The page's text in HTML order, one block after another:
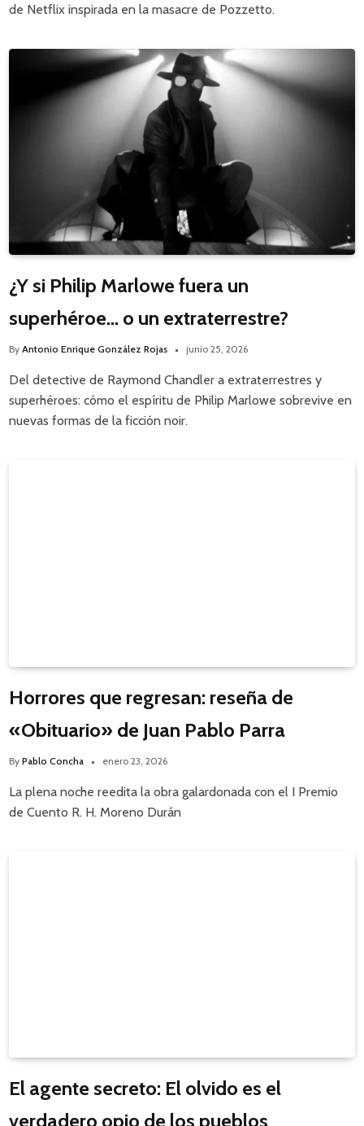
de Netflix inspirada en la masacre de Pozzetto.
¿Y si Philip Marlowe fuera un
superhéroe… o un extraterrestre?
By Antonio Enrique González Rojas junio 25, 2026
Del detective de Raymond Chandler a extraterrestres y
superhéroes: cómo el espíritu de Philip Marlowe sobrevive en
nuevas formas de la ficción noir.
Horrores que regresan: reseña de
«Obituario» de Juan Pablo Parra
By Pablo Concha enero 23, 2026
La plena noche reedita la obra galardonada con el I Premio
de Cuento R. H. Moreno Durán
El agente secreto: El olvido es el
verdadero opio de los pueblos